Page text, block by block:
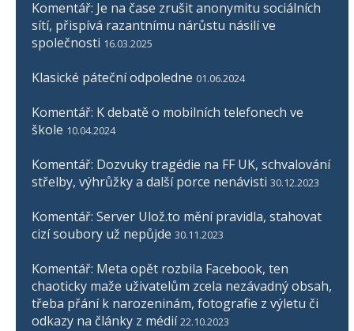
Komentář: Je na čase zrušit anonymitu sociálních
sítí, přispívá razantnímu nárůstu násilí ve
společnosti 16.03.2025
Klasické páteční odpoledne 01.06.2024
Komentář: K debatě o mobilních telefonech ve
škole 10.04.2024
Komentář: Dozvuky tragédie na FF UK, schvalování
střelby, výhrůžky a další porce nenávisti 30.12.2023
Komentář: Server Ulož.to mění pravidla, stahovat
cizí soubory už nepůjde 30.11.2023
Komentář: Meta opět rozbila Facebook, ten
chaoticky maže uživatelům zcela nezávadný obsah,
třeba přání k narozeninám, fotografie z výletu či
odkazy na články z médií 22.10.2023